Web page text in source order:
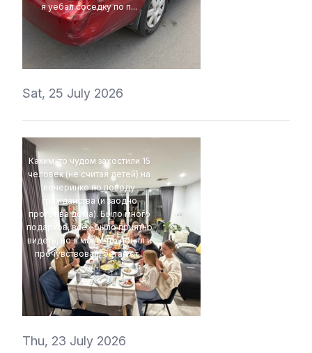
я уебал соседку по п...
4Eki
Sat, 25 July 2026
Каким-то чудом захостили 15
человек (не считая детей) на
вечеринке по поводу
гражданства (и заодно
прогрева дома). Было много
подарков, всех было приятно
видеть, но я мало что понял и
прочувствовал, бегая от...
4Eki
Thu, 23 July 2026